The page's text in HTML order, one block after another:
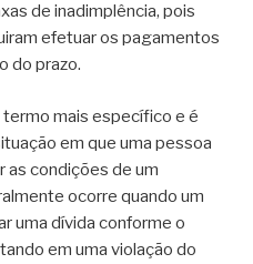
de inadimplência, pois
efetuar os pagamentos
do prazo.
mais específico e é
em que uma pessoa
as condições de um
ocorre quando um
uma dívida conforme o
em uma violação do